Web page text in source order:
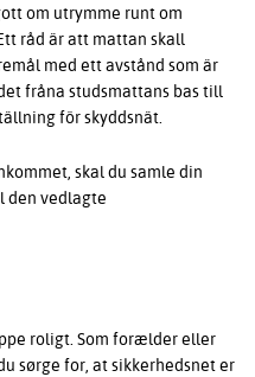
om utrymme runt om
råd är att mattan skall
med ett avstånd som är
fråna studsmattans bas till
för skyddsnät.
skal du samle din
den vedlagte
roligt. Som forælder eller
sørge for, at sikkerhedsnet er